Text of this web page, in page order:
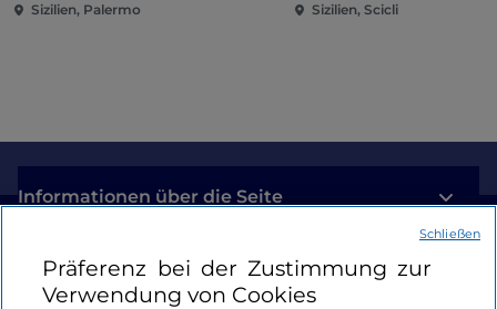
Sizilien, Palermo Sizilien, Scicli
Informationen über die Seite
Nützliche Links
Präferenz bei der Zustimmung zur
Verwendung von Cookies
Schließen